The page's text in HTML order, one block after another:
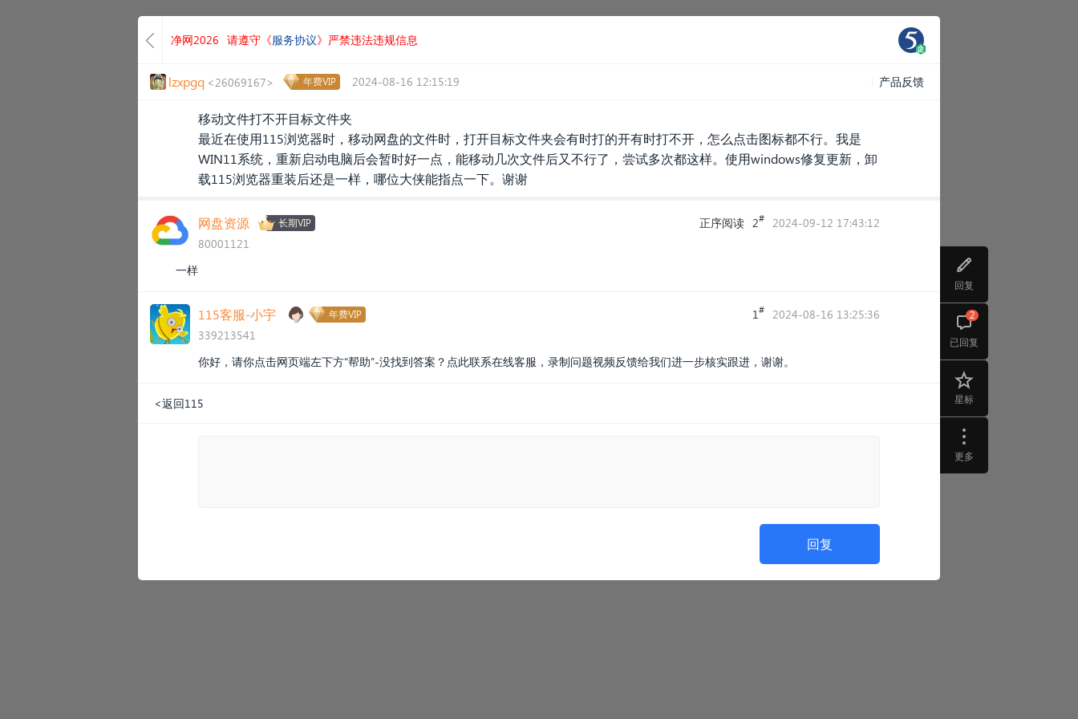
回复
已回复
2
星标
更多
净网2026 请遵守《服务协议》严禁违法违规信息
lzxpgq <26069167> 年费VIP 2024-08-16 12:15:19 产品反馈
移动文件打不开目标文件夹
最近在使用115浏览器时，移动网盘的文件时，打开目标文件夹会有时打的开有时打不开，怎么点击图标都不行。我是
WIN11系统，重新启动电脑后会暂时好一点，能移动几次文件后又不行了，尝试多次都这样。使用windows修复更新，卸
载115浏览器重装后还是一样，哪位大侠能指点一下。谢谢
网盘资源 长期VIP
80001121
正序阅读 2# 2024-09-12 17:43:12
一样
115客服-小宇 年费VIP
339213541
1# 2024-08-16 13:25:36
你好，请你点击网页端左下方“帮助”-没找到答案？点此联系在线客服，录制问题视频反馈给我们进一步核实跟进，谢谢。
<返回115
回复